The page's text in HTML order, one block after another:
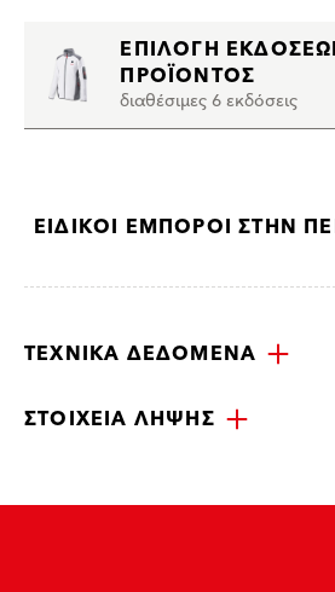
ΕΠΙΛΟΓΉ
ΠΡΟΪΌΝΤΟΣ
διαθέσιμες 6 εκδόσεις
ΕΙΔΙΚΟΊ ΈΜΠΟΡΟΙ ΣΤΗΝ
ΤΕΧΝΙΚΆ ΔΕΔΟΜΈΝΑ
ΣΤΟΙΧΕΊΑ ΛΉΨΗΣ